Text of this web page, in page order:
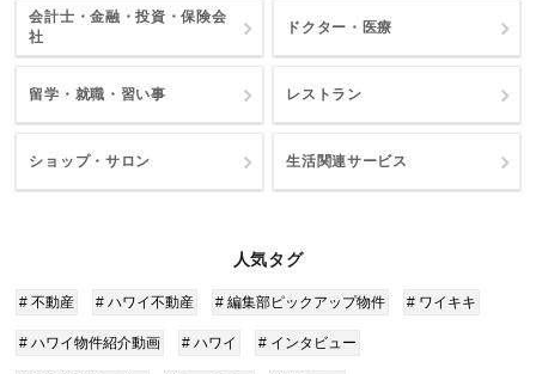
会計士・金融・投資・保険会
社
ドクター・医療
留学・就職・習い事 レストラン
ショップ・サロン 生活関連サービス
人気タグ
# 不動産 # ハワイ不動産 # 編集部ピックアップ物件 # ワイキキ
# ハワイ物件紹介動画 # ハワイ # インタビュー